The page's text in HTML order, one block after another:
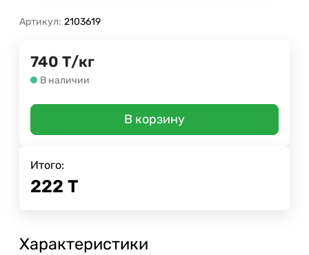
Артикул: 2103619
740 Т/кг
В наличии
В корзину
Итого:
222 Т
Характеристики